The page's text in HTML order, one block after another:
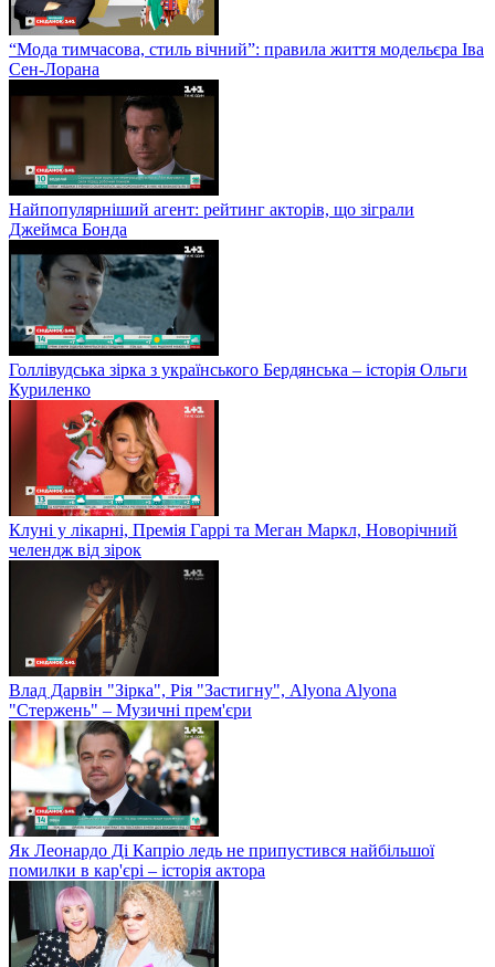
“Мода тимчасова, стиль вічний”: правила життя модельєра Іва
Сен-Лорана
Найпопулярніший агент: рейтинг акторів, що зіграли
Джеймса Бонда
Голлівудська зірка з українського Бердянська – історія Ольги
Куриленко
Клуні у лікарні, Премія Гаррі та Меган Маркл, Новорічний
челендж від зірок
Влад Дарвін "Зірка", Рія "Застигну", Alyona Alyona
"Стержень" – Музичні прем'єри
Як Леонардо Ді Капріо ледь не припустився найбільшої
помилки в кар'єрі – історія актора